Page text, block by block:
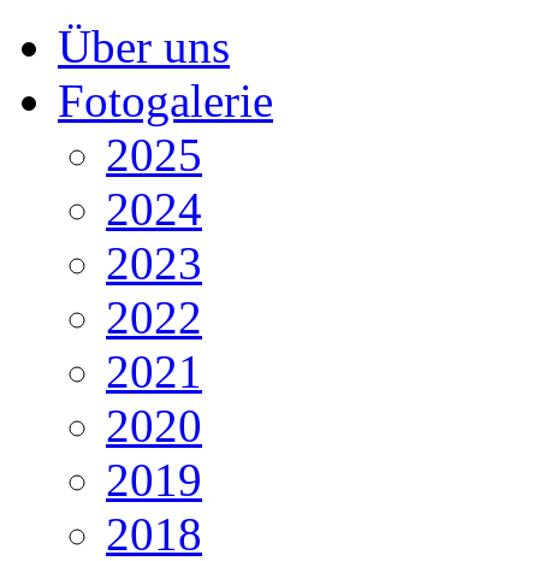
Über uns
Fotogalerie
2025
2024
2023
2022
2021
2020
2019
2018